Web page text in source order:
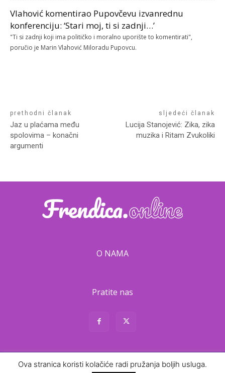
Vlahović komentirao Pupovčevu izvanrednu
konferenciju: ‘Stari moj, ti si zadnji…’
"Ti si zadnji koji ima političko i moralno uporište to komentirati",
poručio je Marin Vlahović Miloradu Pupovcu.
prethodni članak
Jaz u plaćama među
spolovima – konačni
argumenti
sljedeći članak
Lucija Stanojević: Zika, zika
muzika i Ritam Zvukoliki
O NAMA
Pratite nas
About Contact
Ova stranica koristi kolačiće radi pružanja boljih usluga.